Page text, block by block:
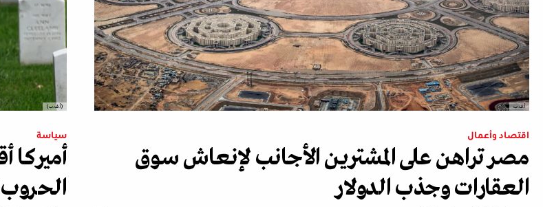
أ.ف.ب
اقتصاد وأعمال
مصر تراهن على المشترين الأجانب لإنعاش سوق
العقارات وجذب الدولار
(أ.ف.ب)
سياسة
أميركا